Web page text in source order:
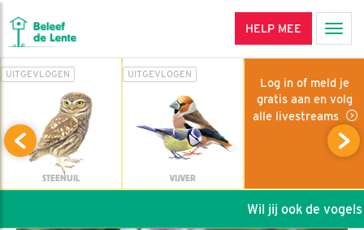
HELP MEE
UITGEVLOGEN
STEENUIL
UITGEVLOGEN
VIJVER
Log in of meld je
gratis aan en volg
alle livestreams
Wil jij ook de